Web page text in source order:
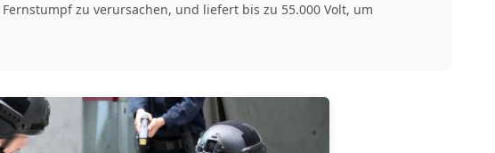
zu verursachen, und liefert bis zu 55.000 Volt, um